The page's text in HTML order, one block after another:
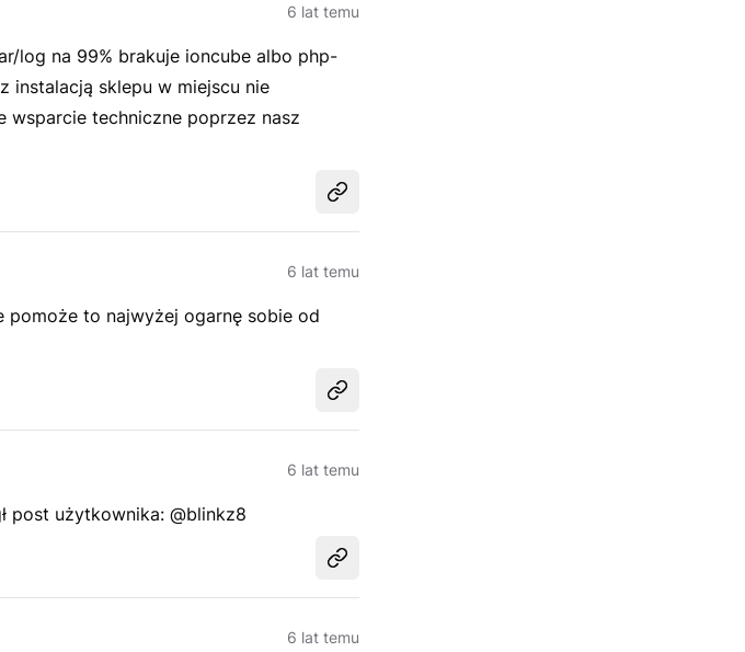
6 lat temu
log na 99% brakuje ioncube albo php-
instalacją sklepu w miejscu nie
wsparcie techniczne poprzez nasz
Udostępnij
6 lat temu
pomoże to najwyżej ogarnę sobie od
Udostępnij
6 lat temu
post użytkownika: @blinkz8
Udostępnij
6 lat temu